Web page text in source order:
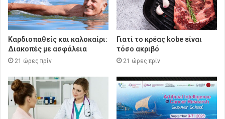
Καρδιοπαθείς και καλοκαίρι:
Διακοπές με ασφάλεια
21 ώρες πρίν
Γιατί το κρέας kobe είναι
τόσο ακριβό
21 ώρες πρίν